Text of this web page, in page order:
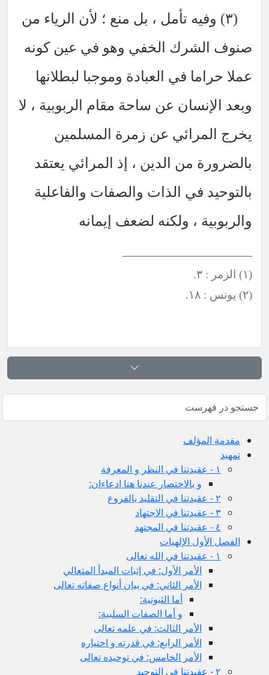
(٣) وفيه تأمل ، بل منع ؛ لأن الرياء من
صنوف الشرك الخفي وهو في عين كونه
عملا حراما في العبادة وموجبا لبطلانها
وبعد الإنسان عن ساحة مقام الربوبية ، لا
يخرج المرائي عن زمرة المسلمين
بالضرورة من الدين ، إذ المرائي يعتقد
بالتوحيد في الذات والصفات والفاعلية
والربوبية ، ولكنه لضعف إيمانه
(١) الزمر : ٣.
(٢) يونس : ١٨.
مقدمة المؤلف
تمهيد
١ - عقيدتنا في النظر و المعرفة
و بالاختصار عندنا هنا ادعاءان:
٢ - عقيدتنا في التقليد بالفروع
٣ - عقيدتنا في الاجتهاد
٤ - عقيدتنا في المجتهد
الفصل الأول الإلهيات
١ - عقيدتنا في الله تعالى
الأمر الأول: في إثبات المبدأ المتعالي
الأمر الثاني: في بيان أنواع صفاته تعالى
أما الثبوتية:
و أما الصفات السلبية:
الأمر الثالث: في علمه تعالى
الأمر الرابع: في قدرته و اختياره
الأمر الخامس: في توحيده تعالى
٢ - عقيدتنا في التوحيد